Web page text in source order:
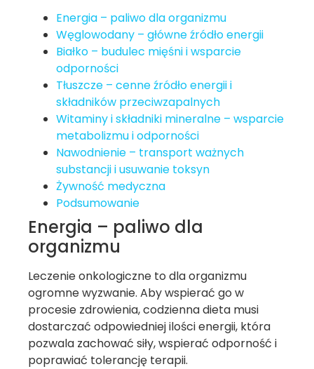
Energia – paliwo dla organizmu
Węglowodany – główne źródło energii
Białko – budulec mięśni i wsparcie
odporności
Tłuszcze – cenne źródło energii i
składników przeciwzapalnych
Witaminy i składniki mineralne – wsparcie
metabolizmu i odporności
Nawodnienie – transport ważnych
substancji i usuwanie toksyn
Żywność medyczna
Podsumowanie
Energia – paliwo dla
organizmu
Leczenie onkologiczne to dla organizmu
ogromne wyzwanie. Aby wspierać go w
procesie zdrowienia, codzienna dieta musi
dostarczać odpowiedniej ilości energii, która
pozwala zachować siły, wspierać odporność i
poprawiać tolerancję terapii.